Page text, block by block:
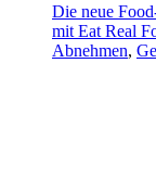
Die neue
mit Eat Real
Abnehmen,